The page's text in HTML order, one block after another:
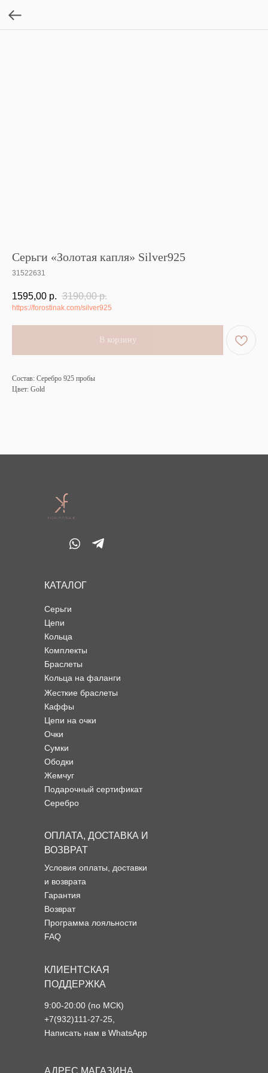
Серьги «Золотая капля» Silver925
31522631
1595,00 р. 3190,00 р.
https://forostinak.com/silver925
В корзину
Состав: Серебро 925 пробы
Цвет: Gold
Серьги
Цепи
Кольца
Комплекты
Браслеты
Кольца на фаланги
Условия оплаты, доставки
и возврата
Гарантия
Возврат
Программа лояльности
FAQ
КАТАЛОГ
ОПЛАТА, ДОСТАВКА И
ВОЗВРАТ
КЛИЕНТСКАЯ
ПОДДЕРЖКА
Жесткие браслеты
Каффы
Цепи на очки
Очки
Сумки
Ободки
Жемчуг
Подарочный сертификат
Серебро
9:00-20:00 (по МСК)
+7(932)111-27-25,
Написать нам в WhatsApp